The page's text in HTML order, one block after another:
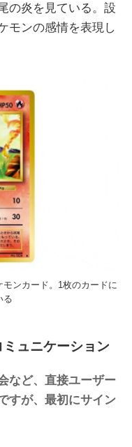
の炎を見ている。設
モンの感情を表現し
ンカード。1枚のカードに
る
ュニケーション
ど、直接ユーザー
すが、最初にサイン